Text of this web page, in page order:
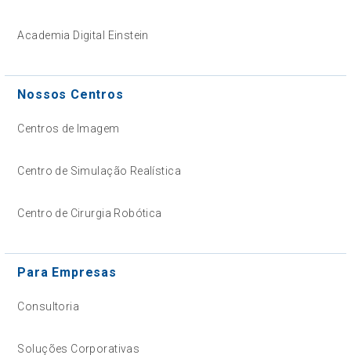
Academia Digital Einstein
Nossos Centros
Centros de Imagem
Centro de Simulação Realística
Centro de Cirurgia Robótica
Para Empresas
Consultoria
Soluções Corporativas